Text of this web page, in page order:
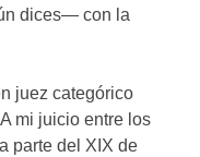
dices— con la
juez categórico
mi juicio entre los
parte del XIX de